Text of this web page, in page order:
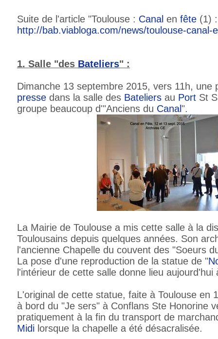
Suite de l'article "Toulouse : Canal en fête (1) :
http://bab.viabloga.com/news/toulouse-canal-
1. Salle "des Bateliers" :
Dimanche 13 septembre 2015, vers 11h, une
presse dans la salle des Bateliers au Port St
groupe beaucoup d'"Anciens du Canal ".
La Mairie de Toulouse a mis cette salle à la
Toulousains depuis quelques années. Son
l'ancienne Chapelle du couvent des "Soeurs
La pose d'une reproduction de la statue de "
l'intérieur de cette salle donne lieu
L'original de cette statue, faite à Toulouse en
à bord du "Je sers" à Conflans Ste Honorine
pratiquement à la fin du transport de
Midi lorsque la chapelle a été désacralisée.